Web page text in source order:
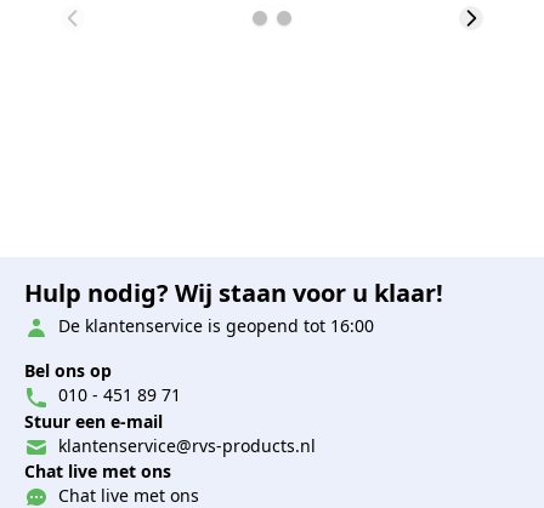
Hulp nodig? Wij staan voor u klaar!
De klantenservice is geopend tot 16:00
Bel ons op
010 - 451 89 71
Stuur een e-mail
klantenservice@rvs-products.nl
Chat live met ons
Chat live met ons